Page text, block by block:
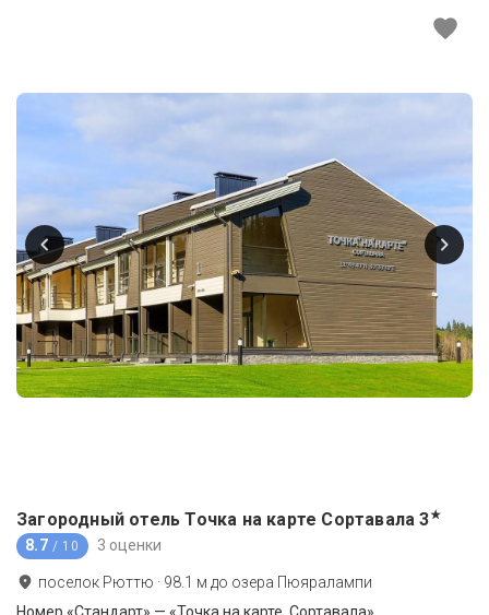
Загородный отель Точка на карте Сортавала 3★
8.7 / 10 3 оценки
поселок Рюттю · 98.1 м до озера Пюяралампи